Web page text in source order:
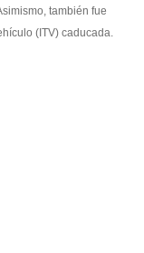
también fue
(ITV) caducada.